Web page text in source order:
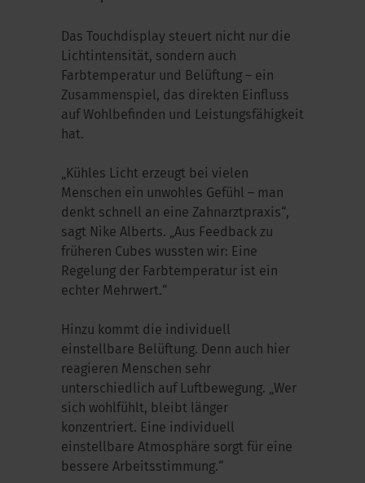
Das Touchdisplay steuert nicht nur die
Lichtintensität, sondern auch
Farbtemperatur und Belüftung – ein
Zusammenspiel, das direkten Einfluss
auf Wohlbefinden und Leistungsfähigkeit
hat.
„Kühles Licht erzeugt bei vielen
Menschen ein unwohles Gefühl – man
denkt schnell an eine Zahnarztpraxis“,
sagt Nike Alberts. „Aus Feedback zu
früheren Cubes wussten wir: Eine
Regelung der Farbtemperatur ist ein
echter Mehrwert.“
Hinzu kommt die individuell
einstellbare Belüftung. Denn auch hier
reagieren Menschen sehr
unterschiedlich auf Luftbewegung. „Wer
sich wohlfühlt, bleibt länger
konzentriert. Eine individuell
einstellbare Atmosphäre sorgt für eine
bessere Arbeitsstimmung.“